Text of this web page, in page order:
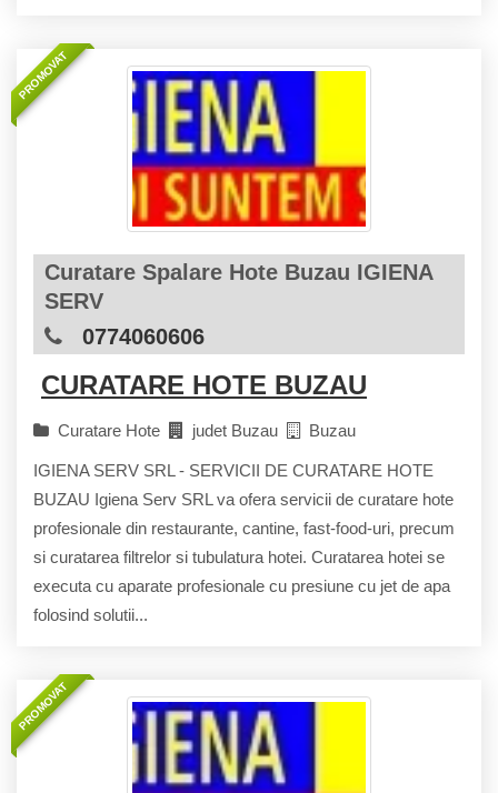
PROMOVAT
Curatare Spalare Hote Buzau IGIENA
SERV
0774060606
CURATARE HOTE BUZAU
Curatare Hote judet Buzau Buzau
IGIENA SERV SRL - SERVICII DE CURATARE HOTE
BUZAU Igiena Serv SRL va ofera servicii de curatare hote
profesionale din restaurante, cantine, fast-food-uri, precum
si curatarea filtrelor si tubulatura hotei. Curatarea hotei se
executa cu aparate profesionale cu presiune cu jet de apa
folosind solutii...
PROMOVAT